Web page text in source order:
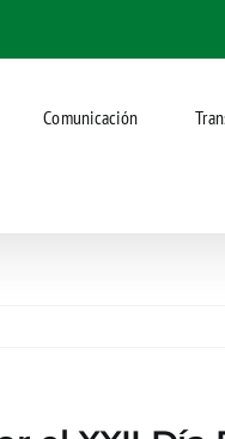
Comunicación